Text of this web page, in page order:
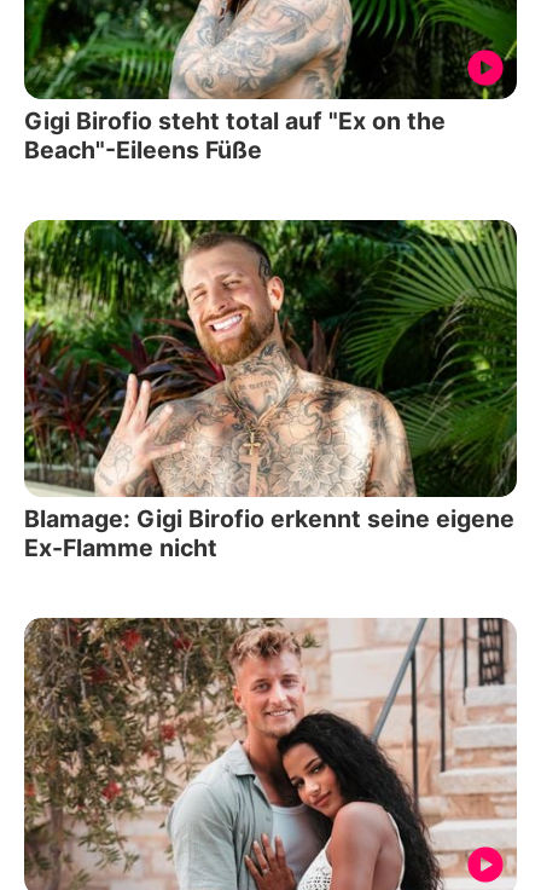
Gigi Birofio steht total auf "Ex on the
Beach"-Eileens Füße
Blamage: Gigi Birofio erkennt seine eigene
Ex-Flamme nicht